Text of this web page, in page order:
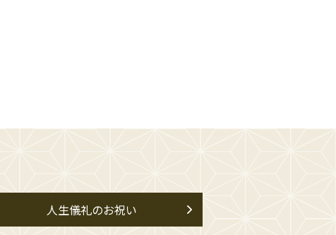
人生儀礼のお祝い